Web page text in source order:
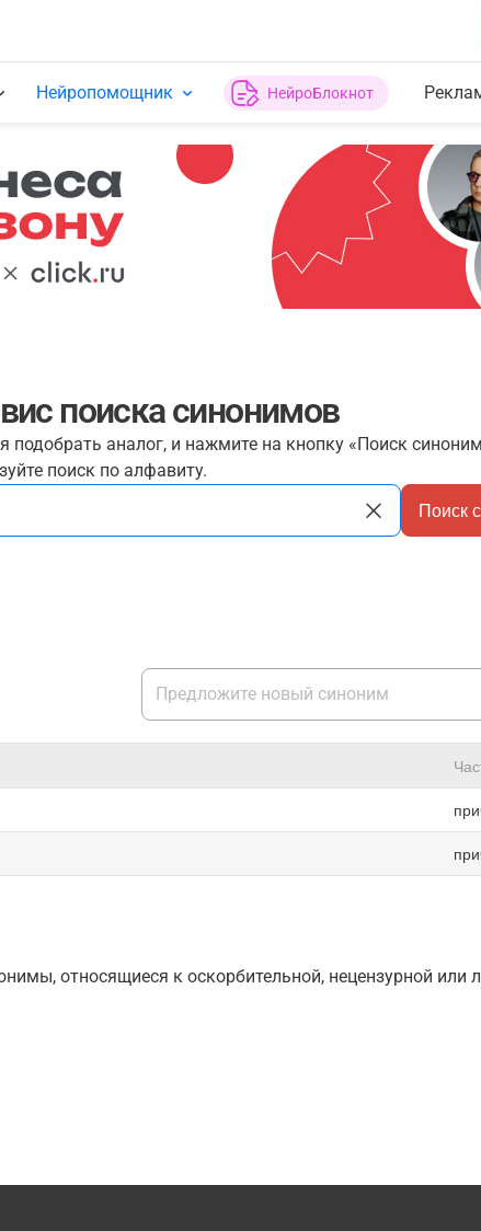
Нейропомощник НейроБлокнот
поиска синонимов
подобрать аналог, и нажмите на кнопку «Поиск
поиск по алфавиту.
Поиск
относящиеся к оскорбительной, нецензурной или